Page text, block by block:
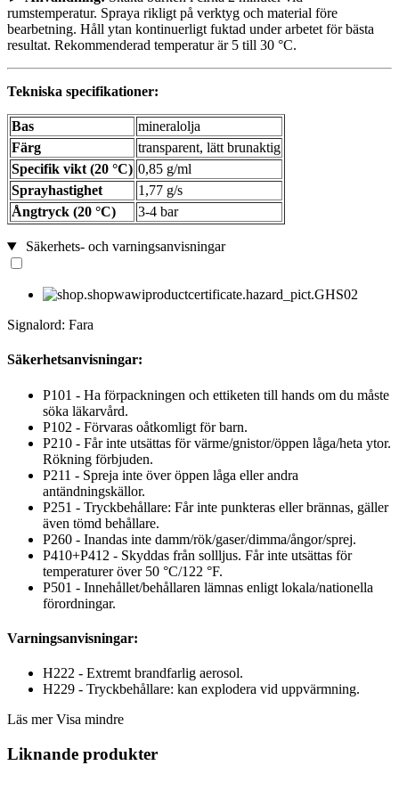
rumstemperatur. Spraya rikligt på verktyg och material före
bearbetning. Håll ytan kontinuerligt fuktad under arbetet för bästa
resultat. Rekommenderad temperatur är 5 till 30 °C.
Tekniska specifikationer:
Bas
mineralolja
Färg
transparent, lätt brunaktig
Specifik vikt (20 °C) 0,85 g/ml
Sprayhastighet
1,77 g/s
Ångtryck (20 °C)
3-4 bar
Säkerhets- och varningsanvisningar
Signalord: Fara
Säkerhetsanvisningar:
P101 - Ha förpackningen och ettiketen till hands om du måste
söka läkarvård.
P102 - Förvaras oåtkomligt för barn.
P210 - Får inte utsättas för värme/gnistor/öppen låga/heta ytor.
Rökning förbjuden.
P211 - Spreja inte över öppen låga eller andra
antändningskällor.
P251 - Tryckbehållare: Får inte punkteras eller brännas, gäller
även tömd behållare.
P260 - Inandas inte damm/rök/gaser/dimma/ångor/sprej.
P410+P412 - Skyddas från sollljus. Får inte utsättas för
temperaturer över 50 °C/122 °F.
P501 - Innehållet/behållaren lämnas enligt lokala/nationella
förordningar.
Varningsanvisningar:
H222 - Extremt brandfarlig aerosol.
H229 - Tryckbehållare: kan explodera vid uppvärmning.
Läs mer Visa mindre
Liknande produkter